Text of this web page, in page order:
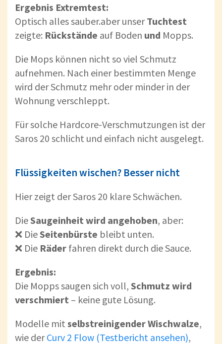
Ergebnis Extremtest:
Optisch alles sauber.aber unserTuchtest
zeigte: Rückstände auf Boden und Mopps.
Die Mops können nicht so viel Schmutz
aufnehmen. Nach einer bestimmten Menge
wird der Schmutz mehr oder minder in der
Wohnung verschleppt.
Für solche Hardcore-Verschmutzungen ist der
Saros 20 schlicht und einfach nicht ausgelegt.
Flüssigkeiten wischen? Besser nicht
Hier zeigt der Saros 20 klare Schwächen.
DieSaugeinheit wird angehoben, aber:
❌ DieSeitenbürste bleibt unten.
❌ Die Räder fahren direkt durch die Sauce.
Ergebnis:
Die Mopps saugen sich voll, Schmutz wird
verschmiert – keine gute Lösung.
Modelle mit selbstreinigender Wischwalze,
wie derCurv 2 Flow (Testbericht ansehen),